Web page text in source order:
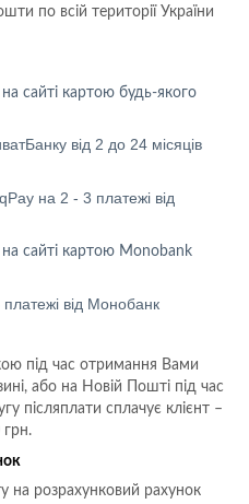
по всій території України
сайті картою будь-якого
від 2 до 24 місяців
на 2 - 3 платежі від
сайті картою Monobank
від Монобанк
під час отримання Вами
або на Новій Пошті під час
післяплати сплачує клієнт –
грн.
на розрахунковий рахунок